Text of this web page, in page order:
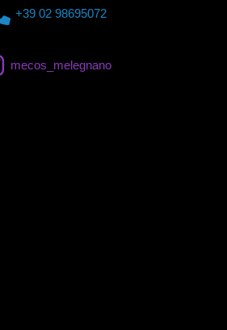
+39 02 98695072
mecos_melegnano